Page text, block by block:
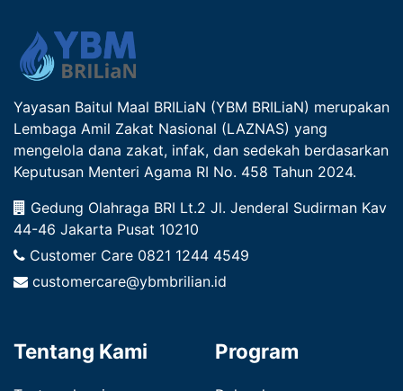
Yayasan Baitul Maal BRILiaN (YBM BRILiaN) merupakan
Lembaga Amil Zakat Nasional (LAZNAS) yang
mengelola dana zakat, infak, dan sedekah berdasarkan
Keputusan Menteri Agama RI No. 458 Tahun 2024.
Gedung Olahraga BRI Lt.2 Jl. Jenderal Sudirman Kav
44-46 Jakarta Pusat 10210
Customer Care 0821 1244 4549
customercare@ybmbrilian.id
Tentang Kami Program